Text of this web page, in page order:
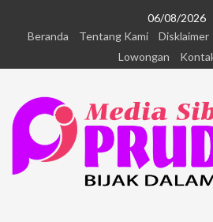
06/08/2026
Beranda
Tentang Kami Disklaimer
Lowongan